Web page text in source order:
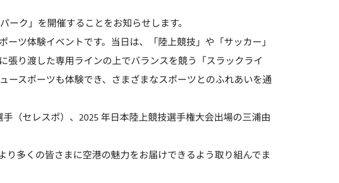
ーク」を開催することをお知らせします。
ツ体験イベントです。当日は、「陸上競技」や「サッカー」
張り渡した専用ラインの上でバランスを競う「スラックライ
スポーツも体験でき、さまざまなスポーツとのふれあいを通
（セレスポ）、2025 年日本陸上競技選手権大会出場の三浦由
多くの皆さまに空港の魅力をお届けできるよう取り組んでま